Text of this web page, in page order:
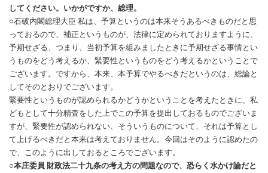
してください。いかがですか、総理。
○石破内閣総理大臣 私は、予算というのは本来そうあるべきものだと思
っておるので、補正というものが、法律に定められておりますように、
予期せざる、つまり、当初予算を組みましたときに予期せざる事情とい
うものをどう考えるか、緊要性というものをどう考えるかということで
ございます。ですから、本来、本予算でやるべきだというのは、総論と
してそのとおりでございます。
緊要性というものが認められるかどうかということを考えたときに、私
どもとして十分精査をした上でこの予算を提出しておるものでございま
すが、緊要性が認められない、そういうものについて、それは予算とし
て上げるべきだと本来は考えておりません。今回はそのように認めたの
で、このように出しておるところでございます。
○本庄委員 財政法二十九条の考え方の問題なので、恐らく水かけ論だと